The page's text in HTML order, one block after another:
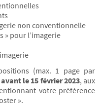
non conventionnelle
» pour l’imagerie
(max. 1 page par
avant le 15 février 2023, aux
votre préférence
».